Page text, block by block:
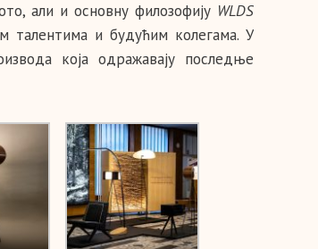
али и основну филозофију WLDS
талентима и будућим колегама. У
која одражавају последње